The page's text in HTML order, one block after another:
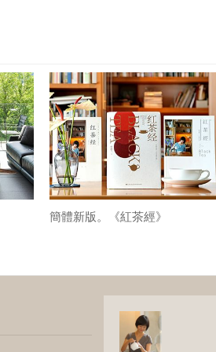
簡體新版。《紅茶經》